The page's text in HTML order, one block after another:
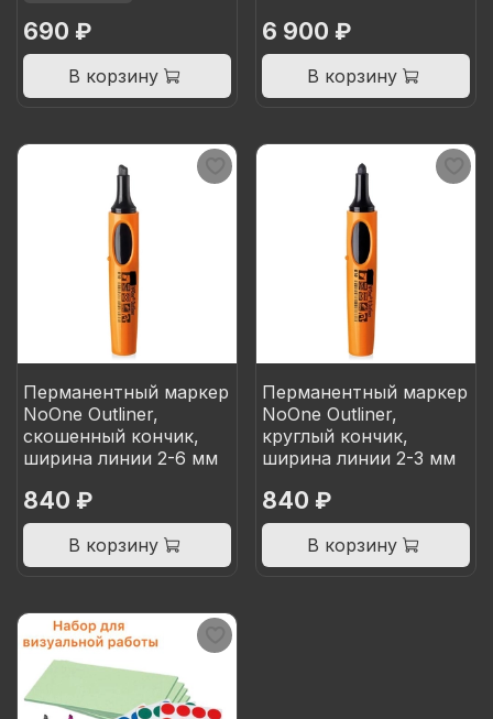
690 ₽
В корзину
6 900 ₽
В корзину
Перманентный маркер
NoOne Outliner,
скошенный кончик,
ширина линии 2-6 мм
840 ₽
В корзину
Перманентный маркер
NoOne Outliner,
круглый кончик,
ширина линии 2-3 мм
840 ₽
В корзину